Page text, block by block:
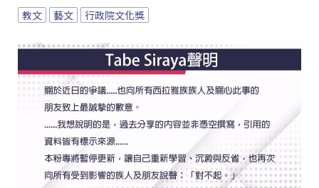
教文 藝文 行政院文化獎